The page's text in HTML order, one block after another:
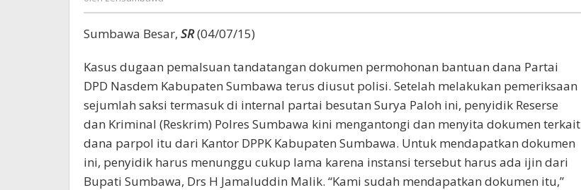
Sumbawa Besar, SR(04/07/15)
Kasus dugaan pemalsuan tandatangan dokumen permohonan bantuan dana Partai
DPD Nasdem Kabupaten Sumbawa terus diusut polisi. Setelah melakukan pemeriksaan
sejumlah saksi termasuk di internal partai besutan Surya Paloh ini, penyidik Reserse
dan Kriminal (Reskrim) Polres Sumbawa kini mengantongi dan menyita dokumen terkait
dana parpol itu dari Kantor DPPK Kabupaten Sumbawa. Untuk mendapatkan dokumen
ini, penyidik harus menunggu cukup lama karena instansi tersebut harus ada ijin dari
Bupati Sumbawa, Drs H Jamaluddin Malik. “Kami sudah mendapatkan dokumen itu,”